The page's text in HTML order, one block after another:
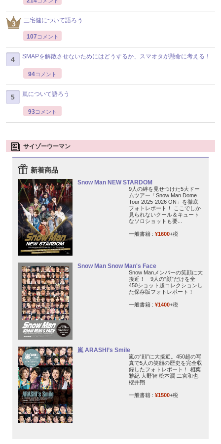
三宅健について語ろう
107 コメント
SMAPを解散させないためにはどうするか、スマオタが懸命に考える！
94コメント
嵐について語ろう
93コメント
サイゾーウーマン
新着商品
Snow Man NEW STARDOM
9人の絆を見せつけた5大ドー
ムツアー「Snow Man Dome
Tour 2025-2026 ON」を徹底
フォトレポート！ ここでしか
見られないクール＆キュート
なソロショットも要...
一般書籍 : ¥1600+税
Snow Man Snow Man's Face
Snow Manメンバーの笑顔に大
接近！ 9人の“顔”だけを全
450ショット超コレクションし
た保存版フォトレポート！
一般書籍 : ¥1400+税
嵐 ARASHI’s Smile
嵐の“顔”に大接近。450超の写
真で5人の笑顔の歴史を完全収
録したフォトレポート！ 相葉
雅紀 大野智 松本潤 二宮和也
櫻井翔
一般書籍 : ¥1500+税